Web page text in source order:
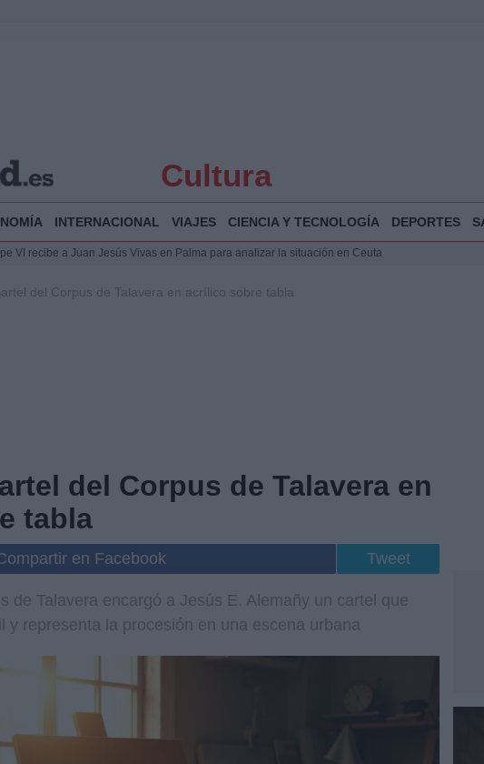
Cultura
INTERNACIONAL VIAJES CIENCIA Y TECNOLOGÍA DEPORTES
VI recibe a Juan Jesús Vivas en Palma para analizar la situación en Ceuta
económico y humanitario en Ceuta tras la llegada masiva de migrantes
del Corpus de Talavera en acrílico sobre tabla
del Corpus de Talavera en
tabla
en Facebook Tweet
de Talavera encargó a Jesús E. Alemañy un cartel que
y representa la procesión en una escena urbana